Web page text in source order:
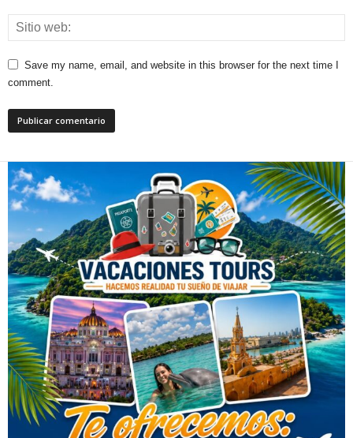
Save my name, email, and website in this browser for the next time I
comment.